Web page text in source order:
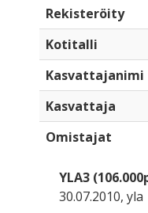
Rekisteröity
Kotitalli
Kasvattajanimi
Kasvattaja
Omistajat
YLA3
30.07.2010, yla